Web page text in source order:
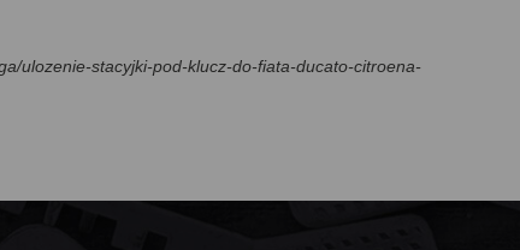
ulozenie-stacyjki-pod-klucz-do-fiata-ducato-citroena-